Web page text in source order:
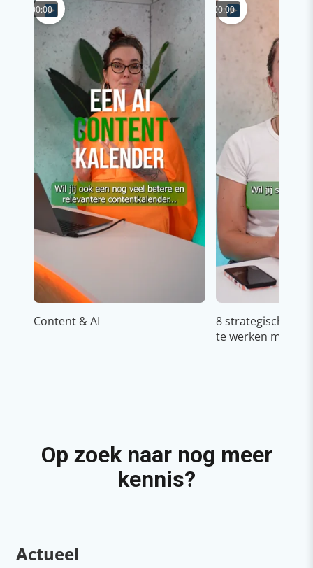
00:00
Content & AI
00:00
8 strategische
te werken met
Op zoek naar nog meer
kennis?
Actueel